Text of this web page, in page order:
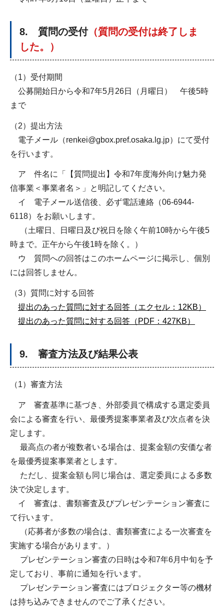
8. 質問の受付（質問の受付は終了しま
した。）
（1）受付期間
公募開始日から令和7年5月26日（月曜日） 午後5時
まで
（2）提出方法
電子メール（renkei@gbox.pref.osaka.lg.jp）にて受付
を行います。
ア 件名に「【質問提出】令和7年度海外向け魅力発
信事業＜事業者名＞」と明記してください。
イ 電子メール送信後、必ず電話連絡（06-6944-
6118）をお願いします。
（土曜日、日曜日及び祝日を除く午前10時から午後5
時まで。正午から午後1時を除く。）
ウ 質問への回答はこのホームページに掲示し、個別
には回答しません。
（3） 質問に対する回答
提出のあった質問に対する回答（エクセル：12KB）
提出のあった質問に対する回答（PDF：427KB）
9. 審査方法及び結果公表
（1）審査方法
ア 審査基準に基づき、外部委員で構成する選定委員
会による審査を行い、最優秀提案事業者及び次点者を決
定します。
最高点の者が複数者いる場合は、提案金額の安価な者
を最優秀提案事業者とします。
ただし、提案金額も同じ場合は、選定委員による多数
決で決定します。
イ 審査は、書類審査及びプレゼンテーション審査に
て行います。
（応募者が多数の場合は、書類審査による一次審査を
実施する場合があります。）
プレゼンテーション審査の日時は令和7年6月中旬を予
定しており、事前に通知を行います。
プレゼンテーション審査にはプロジェクター等の機材
は持ち込みできませんのでご了承ください。